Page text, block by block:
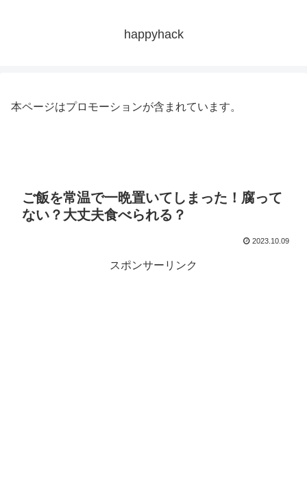
happyhack
本ページはプロモーションが含まれています。
ご飯を常温で一晩置いてしまった！腐って
ない？大丈夫食べられる？
2023.10.09
スポンサーリンク